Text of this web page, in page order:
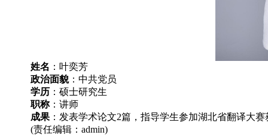
姓名 ：叶奕芳
政治面貌：中共党员
学历 ：硕士研究生
职称：讲师
成果 ：发表学术论文2篇，指导学生参加湖北省翻译大赛
(责任编辑：admin)